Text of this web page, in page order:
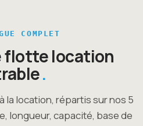
COMPLET
flotte location
la location, répartis sur nos 5
longueur, capacité, base de